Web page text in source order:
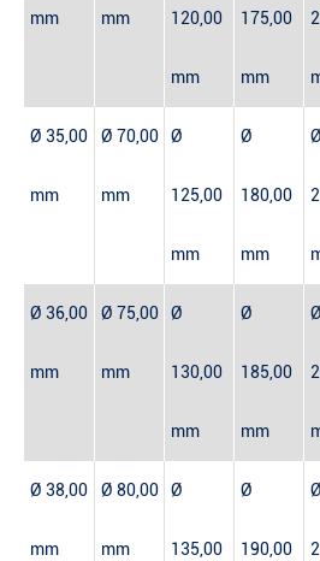
mm mm 120,00
mm
175,00
mm
Ø 35,00
mm
Ø 70,00
mm
Ø
125,00
mm
Ø
180,00
mm
Ø
Ø 36,00
mm
Ø 75,00
mm
Ø
130,00
mm
Ø
185,00
mm
Ø
Ø 38,00
mm
Ø 80,00
mm
Ø
135,00
Ø
190,00
Ø